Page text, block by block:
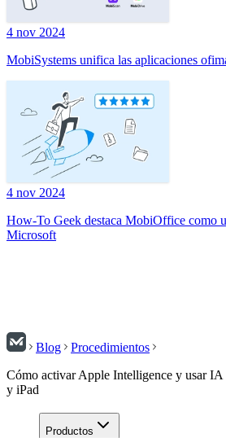
4 nov 2024
MobiSystems unifica las aplicaciones
4 nov 2024
How-To Geek destaca MobiOffice como
Microsoft
Blog
Procedimientos
Cómo activar Apple Intelligence y usar
y iPad
Productos